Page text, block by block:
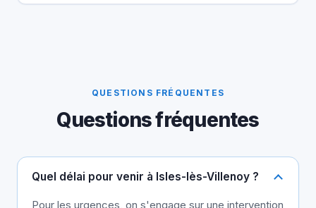
QUESTIONS FRÉQUENTES
Questions fréquentes
Quel délai pour venir à Isles-lès-Villenoy ?
Pour les urgences, on s'engage sur une intervention